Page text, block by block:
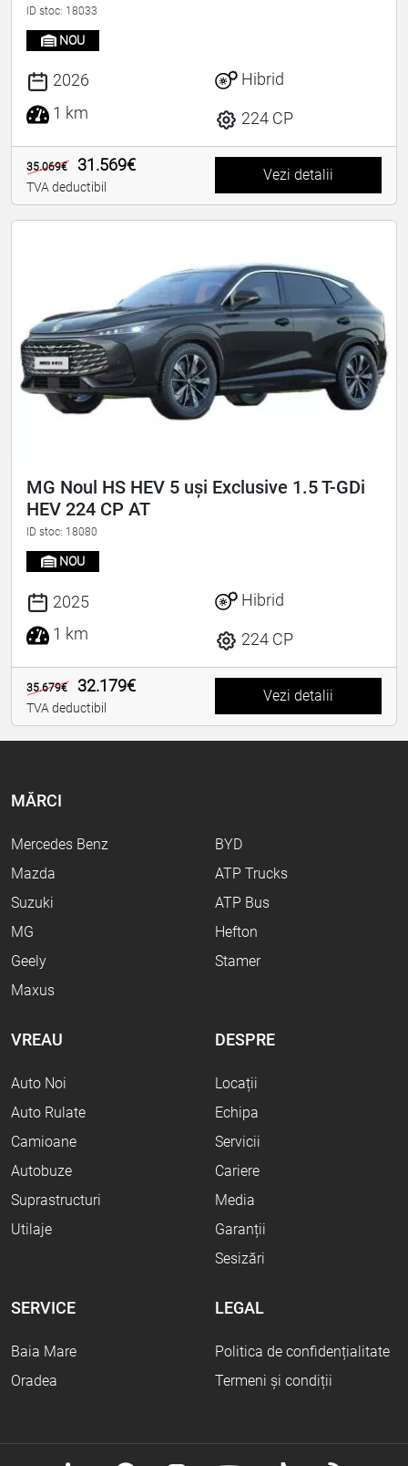
ID stoc: 18033
NOU
2026
1 km
Hibrid
224 CP
35.069€ 31.569€
TVA deductibil
Vezi detalii
MG Noul HS HEV 5 uși Exclusive 1.5 T-GDi
HEV 224 CP AT
ID stoc: 18080
NOU
2025
1 km
Hibrid
224 CP
35.679€ 32.179€
TVA deductibil
Vezi detalii
MĂRCI
Mercedes Benz
Mazda
Suzuki
MG
Geely
Maxus
BYD
ATP Trucks
ATP Bus
Hefton
Stamer
VREAU
Auto Noi
Auto Rulate
Camioane
Autobuze
Suprastructuri
Utilaje
DESPRE
Locații
Echipa
Servicii
Cariere
Media
Garanții
Sesizări
SERVICE
Baia Mare
Oradea
LEGAL
Politica de confidențialitate
Termeni și condiții